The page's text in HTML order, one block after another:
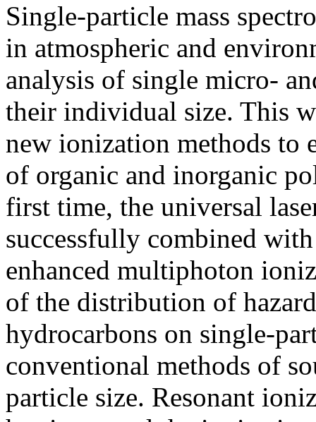
Single-particle mass
in atmospheric and
analysis of single micro-
their individual size. This
new ionization methods to
of organic and inorganic
first time, the universal
successfully combined
enhanced multiphoton
of the distribution of
hydrocarbons on single-
conventional methods of
particle size. Resonant